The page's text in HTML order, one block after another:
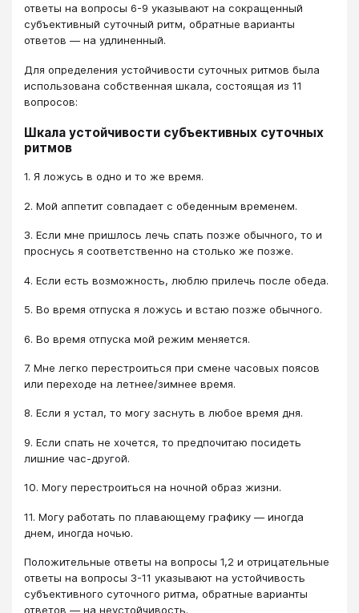
ответы на вопросы 6-9 указывают на сокращенный
субъективный суточный ритм, обратные варианты
ответов — на удлиненный.
Для определения устойчивости суточных ритмов была
использована собственная шкала, состоящая из 11
вопросов:
Шкала устойчивости субъективных суточных
ритмов
1. Я ложусь в одно и то же время.
2. Мой аппетит совпадает с обеденным временем.
3. Если мне пришлось лечь спать позже обычного, то и
проснусь я соответственно на столько же позже.
4. Если есть возможность, люблю прилечь после обеда.
5. Во время отпуска я ложусь и встаю позже обычного.
6. Во время отпуска мой режим меняется.
7. Мне легко перестроиться при смене часовых поясов
или переходе на летнее/зимнее время.
8. Если я устал, то могу заснуть в любое время дня.
9. Если спать не хочется, то предпочитаю посидеть
лишние час-другой.
10. Могу перестроиться на ночной образ жизни.
11. Могу работать по плавающему графику — иногда
днем, иногда ночью.
Положительные ответы на вопросы 1,2 и отрицательные
ответы на вопросы 3-11 указывают на устойчивость
субъективного суточного ритма, обратные варианты
ответов — на неустойчивость.